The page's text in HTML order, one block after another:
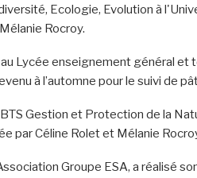
Ecologie, Evolution à
Rocroy.
Lycée enseignement général
à l’automne pour le suivi de
BTS Gestion et Protection de la
par Céline Rolet et Mélanie
Groupe ESA, a réalisé